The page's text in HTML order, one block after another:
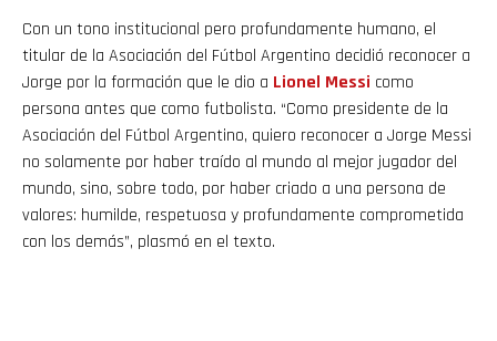
Con un tono institucional pero profundamente humano, el
titular de la Asociación del Fútbol Argentino decidió reconocer a
Jorge por la formación que le dio a Lionel Messi como
persona antes que como futbolista. “Como presidente de la
Asociación del Fútbol Argentino, quiero reconocer a Jorge Messi
no solamente por haber traído al mundo al mejor jugador del
mundo, sino, sobre todo, por haber criado a una persona de
valores: humilde, respetuosa y profundamente comprometida
con los demás”, plasmó en el texto.